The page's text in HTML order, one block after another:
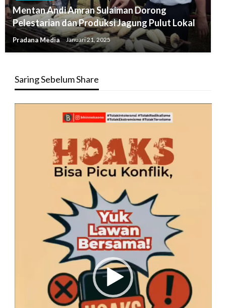
Mentan Andi Amran Sulaiman Dorong
Pelestarian dan Produksi Jagung Pulut Lokal
Pradana Media Januari 21, 2025
Saring Sebelum Share